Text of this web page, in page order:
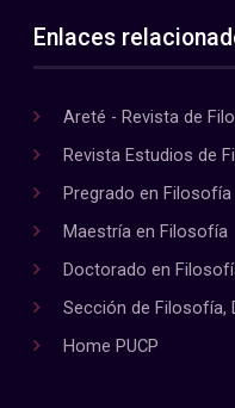
Enlaces
Areté - Revista de
Revista Estudios de
Pregrado en Filosofía
Maestría en Filosofía
Doctorado en
Sección de Filosofía,
Home PUCP